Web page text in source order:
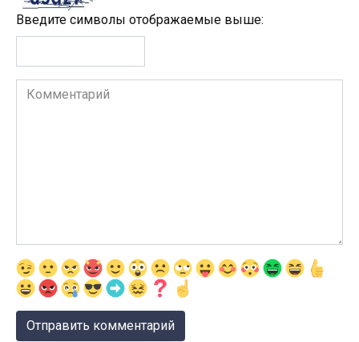
Введите символы отображаемые выше:
Комментарий